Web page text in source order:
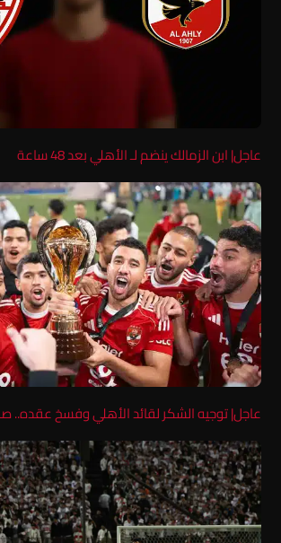
عاجل| ابن الزمالك ينضم لـ الأهلي بعد 48 ساعة
عاجل| توجيه الشكر لقائد الأهلي وفسخ عقده..